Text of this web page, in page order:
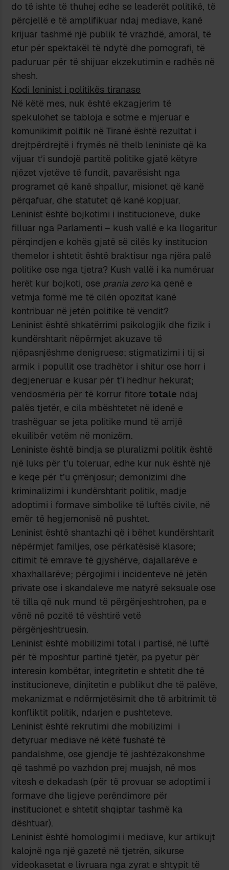
do të ishte të thuhej edhe se leaderët politikë, të
përcjellë e të amplifikuar ndaj mediave, kanë
krijuar tashmë një publik të vrazhdë, amoral, të
etur për spektakël të ndytë dhe pornografi, të
paduruar për të shijuar ekzekutimin e radhës në
shesh.
Kodi leninist i politikës tiranase
Në këtë mes, nuk është ekzagjerim të
spekulohet se tabloja e sotme e mjeruar e
komunikimit politik në Tiranë është rezultat i
drejtpërdrejtë i frymës në thelb leniniste që ka
vijuar t’i sundojë partitë politike gjatë këtyre
njëzet vjetëve të fundit, pavarësisht nga
programet që kanë shpallur, misionet që kanë
përqafuar, dhe statutet që kanë kopjuar.
Leninist është bojkotimi i institucioneve, duke
filluar nga Parlamenti – kush vallë e ka llogaritur
përqindjen e kohës gjatë së cilës ky institucion
themelor i shtetit është braktisur nga njëra palë
politike ose nga tjetra? Kush vallë i ka numëruar
herët kur bojkoti, ose prania zeroka qenë e
vetmja formë me të cilën opozitat kanë
kontribuar në jetën politike të vendit?
Leninist është shkatërrimi psikologjik dhe fizik i
kundërshtarit nëpërmjet akuzave të
njëpasnjëshme denigruese; stigmatizimi i tij si
armik i popullit ose tradhëtor i shitur ose horr i
degjeneruar e kusar për t’i hedhur hekurat;
vendosmëria për të korrur fitore totale ndaj
palës tjetër, e cila mbështetet në idenë e
trashëguar se jeta politike mund të arrijë
ekuilibër vetëm në monizëm.
Leniniste është bindja se pluralizmi politik është
një luks për t’u toleruar, edhe kur nuk është një
e keqe për t’u çrrënjosur; demonizimi dhe
kriminalizimi i kundërshtarit politik, madje
adoptimi i formave simbolike të luftës civile, në
emër të hegjemonisë në pushtet.
Leninist është shantazhi që i bëhet kundërshtarit
nëpërmjet familjes, ose përkatësisë klasore;
citimit të emrave të gjyshërve, dajallarëve e
xhaxhallarëve; përgojimi i incidenteve në jetën
private ose i skandaleve me natyrë seksuale ose
të tilla që nuk mund të përgënjeshtrohen, pa e
vënë në pozitë të vështirë vetë
përgënjeshtruesin.
Leninist është mobilizimi total i partisë, në luftë
për të mposhtur partinë tjetër, pa pyetur për
interesin kombëtar, integritetin e shtetit dhe të
institucioneve, dinjitetin e publikut dhe të palëve,
mekanizmat e ndërmjetësimit dhe të arbitrimit të
konfliktit politik, ndarjen e pushteteve.
Leninist është rekrutimi dhe mobilizimi i
detyruar mediave në këtë fushatë të
pandalshme, ose gjendje të jashtëzakonshme
që tashmë po vazhdon prej muajsh, në mos
vitesh e dekadash (për të provuar se adoptimi i
formave dhe ligjeve perëndimore për
institucionet e shtetit shqiptar tashmë ka
dështuar).
Leninist është homologimi i mediave, kur artikujt
kalojnë nga një gazetë në tjetrën, sikurse
videokasetat e livruara nga zyrat e shtypit të